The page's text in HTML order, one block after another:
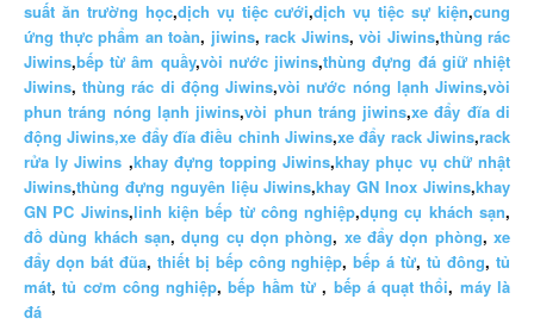
suất ăn trường học,dịch vụ tiệc cưới,dịch vụ tiệc sự kiện,cung
ứng thực phẩm an toàn, jiwins, rack Jiwins, vòi Jiwins,thùng rác
Jiwins,bếp từ âm quầy,vòi nước jiwins,thùng đựng đá giữ nhiệt
Jiwins,thùng rác di động Jiwins,vòi nước nóng lạnh Jiwins,vòi
phun tráng nóng lạnh jiwins,vòi phun tráng jiwins,xe đẩy đĩa di
động Jiwins,xe đẩy đĩa điều chỉnh Jiwins,xe đẩy rack Jiwins,rack
rửa ly Jiwins ,khay đựng topping Jiwins,khay phục vụ chữ nhật
Jiwins,thùng đựng nguyên liệu Jiwins,khay GN Inox Jiwins,khay
GN PC Jiwins,linh kiện bếp từ công nghiệp,dụng cụ khách sạn,
đồ dùng khách sạn,dụng cụ dọn phòng, xe đẩy dọn phòng,xe
đẩy dọn bát đũa, thiết bị bếp công nghiệp,bếp á từ,tủ đông,tủ
mát,tủ cơm công nghiệp,bếp hầm từ , bếp á quạt thổi, máy là
đá